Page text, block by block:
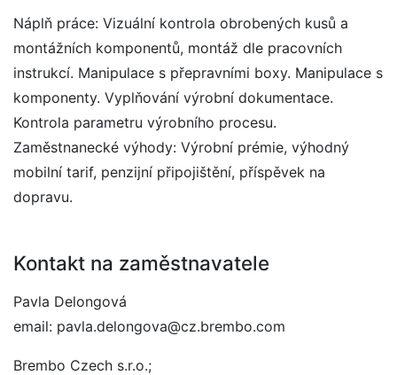
Náplň práce: Vizuální kontrola obrobených kusů a
montážních komponentů, montáž dle pracovních
instrukcí. Manipulace s přepravními boxy. Manipulace s
komponenty. Vyplňování výrobní dokumentace.
Kontrola parametru výrobního procesu.
Zaměstnanecké výhody: Výrobní prémie, výhodný
mobilní tarif, penzijní připojištění, příspěvek na
dopravu.
Kontakt na zaměstnavatele
Pavla Delongová
email: pavla.delongova@cz.brembo.com
Brembo Czech s.r.o.;